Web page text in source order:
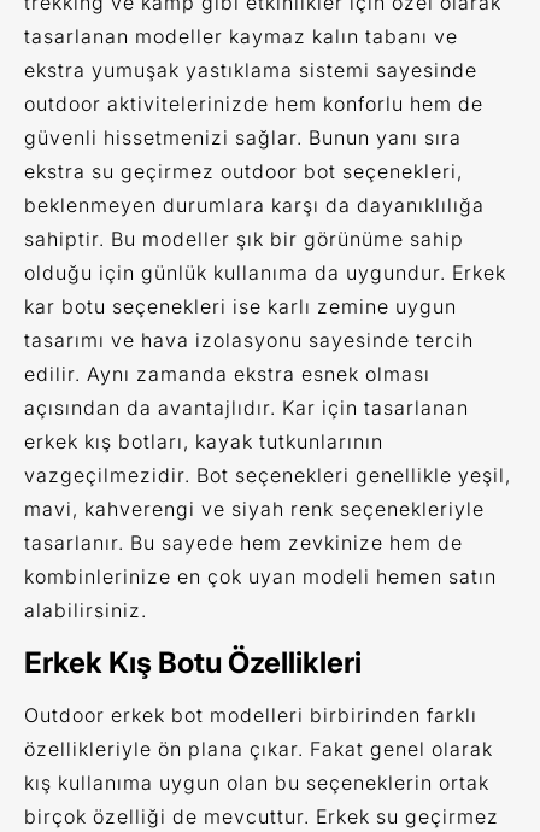
tasarlanan modeller kaymaz kalın tabanı ve
ekstra yumuşak yastıklama sistemi sayesinde
outdoor aktivitelerinizde hem konforlu hem de
güvenli hissetmenizi sağlar. Bunun yanı sıra
ekstra su geçirmez outdoor bot seçenekleri,
beklenmeyen durumlara karşı da dayanıklılığa
sahiptir. Bu modeller şık bir görünüme sahip
olduğu için günlük kullanıma da uygundur. Erkek
kar botu seçenekleri ise karlı zemine uygun
tasarımı ve hava izolasyonu sayesinde tercih
edilir. Aynı zamanda ekstra esnek olması
açısından da avantajlıdır. Kar için tasarlanan
erkek kış botları, kayak tutkunlarının
vazgeçilmezidir. Bot seçenekleri genellikle yeşil,
mavi, kahverengi ve siyah renk seçenekleriyle
tasarlanır. Bu sayede hem zevkinize hem de
kombinlerinize en çok uyan modeli hemen satın
alabilirsiniz.
Erkek Kış Botu Özellikleri
Outdoor erkek bot modelleri birbirinden farklı
özellikleriyle ön plana çıkar. Fakat genel olarak
kış kullanıma uygun olan bu seçeneklerin ortak
birçok özelliği de mevcuttur. Erkek su geçirmez